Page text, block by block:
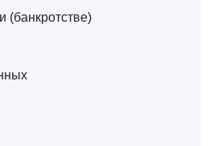
(банкротстве)